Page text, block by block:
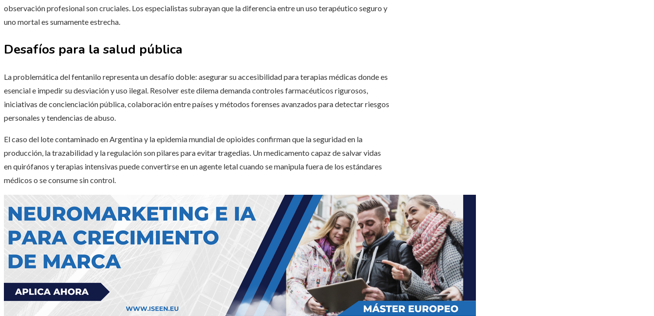
observación profesional son cruciales. Los especialistas subrayan que la diferencia entre un uso terapéutico seguro y
uno mortal es sumamente estrecha.
Desafíos para la salud pública
La problemática del fentanilo representa un desafío doble: asegurar su accesibilidad para terapias médicas donde es
esencial e impedir su desviación y uso ilegal. Resolver este dilema demanda controles farmacéuticos rigurosos,
iniciativas de concienciación pública, colaboración entre países y métodos forenses avanzados para detectar riesgos
personales y tendencias de abuso.
El caso del lote contaminado en Argentina y la epidemia mundial de opioides confirman que la seguridad en la
producción, la trazabilidad y la regulación son pilares para evitar tragedias. Un medicamento capaz de salvar vidas
en quirófanos y terapias intensivas puede convertirse en un agente letal cuando se manipula fuera de los estándares
médicos o se consume sin control.